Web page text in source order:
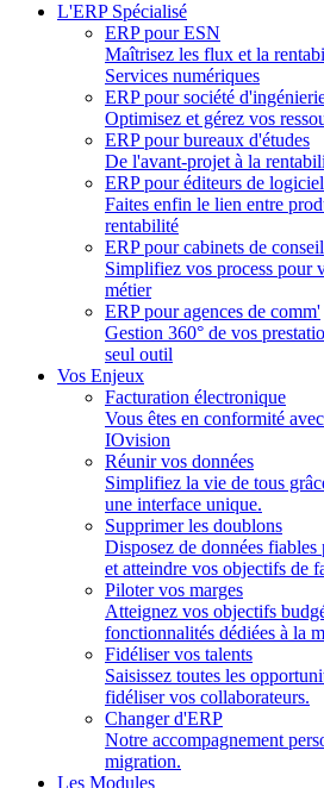
L'ERP Spécialisé
ERP pour ESN
Maîtrisez les flux et la
Services numériques
ERP pour société
Optimisez et gérez vos
ERP pour bureaux d'études
De l'avant-projet à la
ERP pour éditeurs de
Faites enfin le lien entre
rentabilité
ERP pour cabinets de conseil
Simplifiez vos process pour
métier
ERP pour agences de comm'
Gestion 360° de vos
seul outil
Vos Enjeux
Facturation électronique
Vous êtes en conformité
IOvision
Réunir vos données
Simplifiez la vie de tous
une interface unique.
Supprimer les doublons
Disposez de données
et atteindre vos objectifs de
Piloter vos marges
Atteignez vos objectifs
fonctionnalités dédiées à la
Fidéliser vos talents
Saisissez toutes les
fidéliser vos collaborateurs.
Changer d'ERP
Notre accompagnement
migration.
Les Modules